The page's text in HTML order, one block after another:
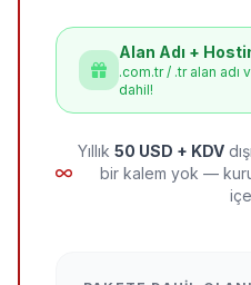
Alan Adı +
.com.tr / .tr alan adı
dahil!
Yıllık 50 USD + KDV
bir kalem yok —